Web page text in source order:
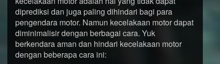
diprediksi dan juga paling dihindari bagi para
pengendara motor. Namun kecelakaan motor dapat
diminimalisir dengan berbagai cara. Yuk
berkendara aman dan hindari kecelakaan motor
dengan beberapa cara ini: